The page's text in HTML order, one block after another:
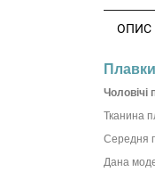
ОПИС
Чоловічі
Тканина
Середня
Дана